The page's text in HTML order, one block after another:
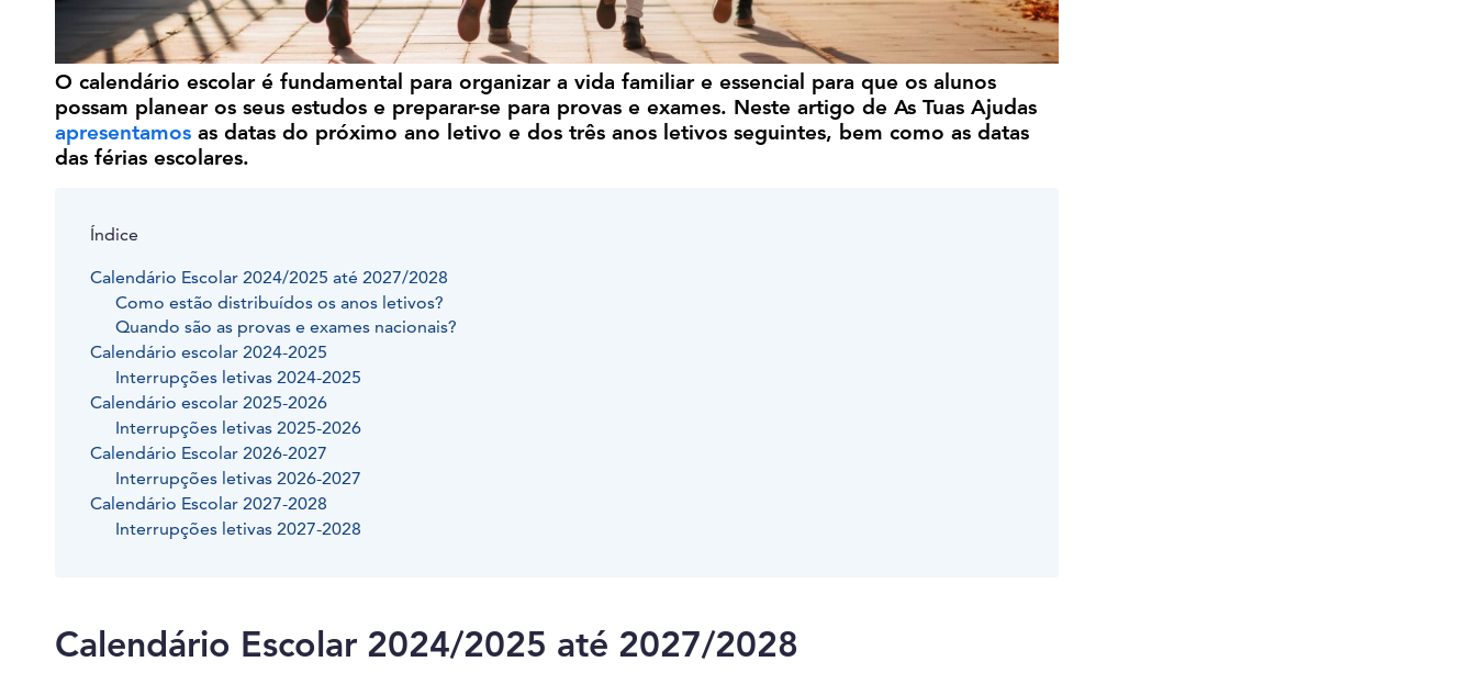
O calendário escolar é fundamental para organizar a vida familiar e essencial para que os alunos
possam planear os seus estudos e preparar-se para provas e exames. Neste artigo de As Tuas Ajudas
apresentamos as datas do próximo ano letivo e dos três anos letivos seguintes, bem como as datas
das férias escolares.
Índice
Calendário Escolar 2024/2025 até 2027/2028
Como estão distribuídos os anos letivos?
Quando são as provas e exames nacionais?
Calendário escolar 2024-2025
Interrupções letivas 2024-2025
Calendário escolar 2025-2026
Interrupções letivas 2025-2026
Calendário Escolar 2026-2027
Interrupções letivas 2026-2027
Calendário Escolar 2027-2028
Interrupções letivas 2027-2028
Calendário Escolar 2024/2025 até 2027/2028